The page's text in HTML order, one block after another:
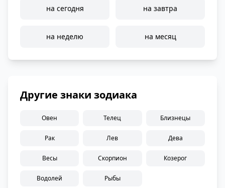
на сегодня на завтра
на неделю на месяц
Другие знаки зодиака
Овен Телец Близнецы
Рак Лев Дева
Весы Скорпион Козерог
Водолей Рыбы